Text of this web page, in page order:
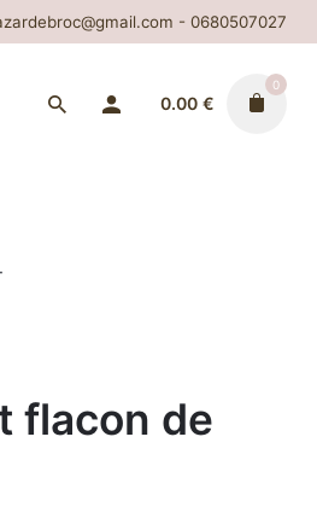
- 0680507027
0.00 €
0
flacon de